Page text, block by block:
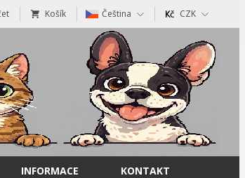
Košík Čeština CZK
INFORMACE KONTAKT